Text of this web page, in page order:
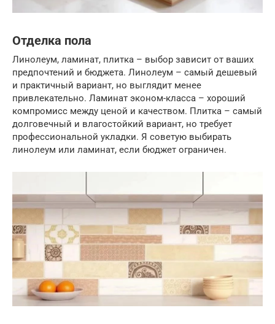
Отделка пола
Линолеум, ламинат, плитка – выбор зависит от ваших
предпочтений и бюджета. Линолеум – самый дешевый
и практичный вариант, но выглядит менее
привлекательно. Ламинат эконом-класса – хороший
компромисс между ценой и качеством. Плитка – самый
долговечный и влагостойкий вариант, но требует
профессиональной укладки. Я советую выбирать
линолеум или ламинат, если бюджет ограничен.